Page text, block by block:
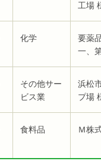
工場
化学
要薬
一、
その他サー
ビス業
浜松
プ場
食料品 Ｍ株